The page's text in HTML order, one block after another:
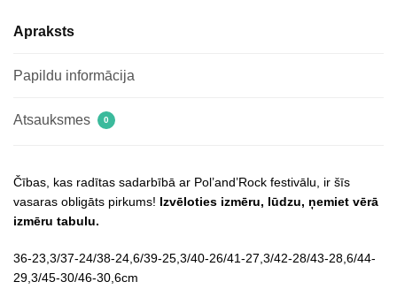
Apraksts
Papildu informācija
Atsauksmes 0
Čības, kas radītas sadarbībā ar Pol’and’Rock festivālu, ir šīs
vasaras obligāts pirkums! Izvēloties izmēru, lūdzu, ņemiet vērā
izmēru tabulu.
36-23,3/37-24/38-24,6/39-25,3/40-26/41-27,3/42-28/43-28,6/44-
29,3/45-30/46-30,6cm